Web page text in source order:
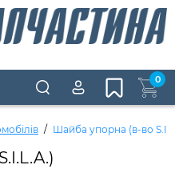
0
Шайба упорна (в-во